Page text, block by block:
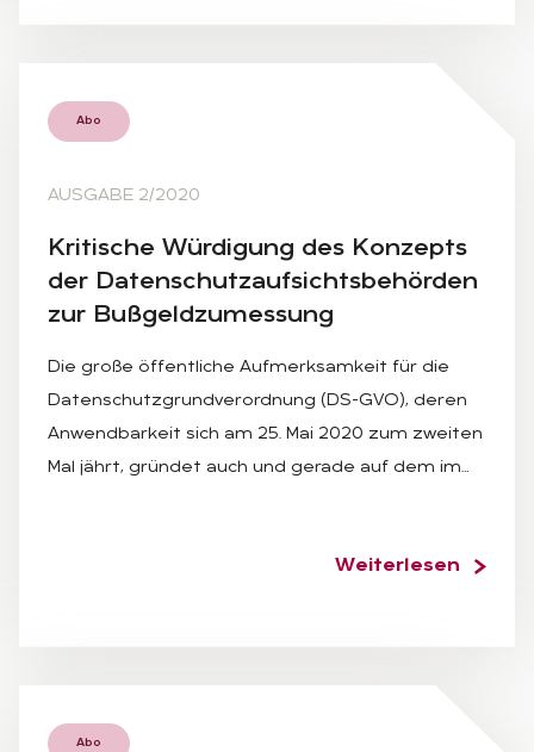
Abo
AUSGABE 2/2020
Kri­ti­sche Wür­di­gung des Kon­zepts
der Da­ten­schutz­auf­sichts­be­hör­den
zur Buß­geld­zu­mes­sung
Die große öffentliche Aufmerksamkeit für die
Datenschutzgrundverordnung (DS-GVO), deren
Anwendbarkeit sich am 25. Mai 2020 zum zweiten
Mal jährt, gründet auch und gerade auf dem im…
Weiterlesen
Abo